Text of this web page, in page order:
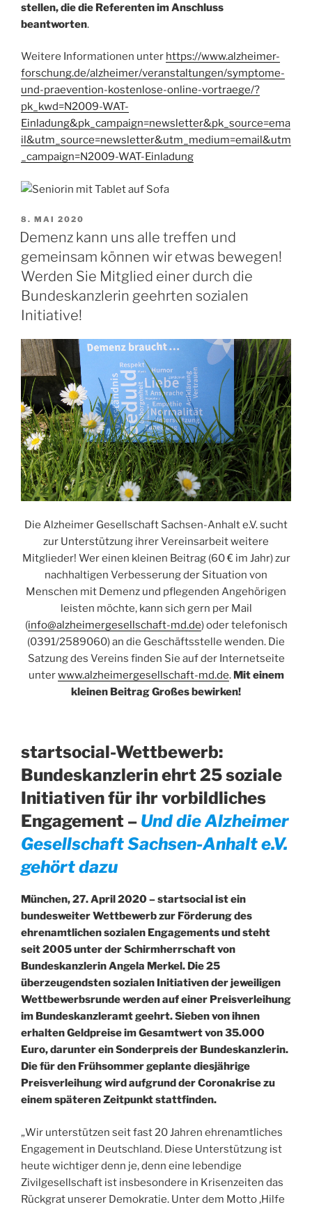
stellen, die die Referenten im Anschluss
beantworten.
Weitere Informationen unter https://www.alzheimer-
forschung.de/alzheimer/veranstaltungen/symptome-
und-praevention-kostenlose-online-vortraege/?
pk_kwd=N2009-WAT-
Einladung&pk_campaign=newsletter&pk_source=ema
il&utm_source=newsletter&utm_medium=email&utm
_campaign=N2009-WAT-Einladung
VERÖFFENTLICHT
AM
8. MAI 2020
Demenz kann uns alle treffen und
gemeinsam können wir etwas bewegen!
Werden Sie Mitglied einer durch die
Bundeskanzlerin geehrten sozialen
Initiative!
Die Alzheimer Gesellschaft Sachsen-Anhalt e.V. sucht
zur Unterstützung ihrer Vereinsarbeit weitere
Mitglieder! Wer einen kleinen Beitrag (60 € im Jahr) zur
nachhaltigen Verbesserung der Situation von
Menschen mit Demenz und pflegenden Angehörigen
leisten möchte, kann sich gern per Mail
(info@alzheimergesellschaft-md.de) oder telefonisch
(0391/2589060) an die Geschäftsstelle wenden. Die
Satzung des Vereins finden Sie auf der Internetseite
unterwww.alzheimergesellschaft-md.de. Mit einem
kleinen Beitrag Großes bewirken!
startsocial-Wettbewerb:
Bundeskanzlerin ehrt 25 soziale
Initiativen für ihr vorbildliches
Engagement – Und die Alzheimer
Gesellschaft Sachsen-Anhalt e.V.
gehört dazu
München, 27. April 2020 – startsocial ist ein
bundesweiter Wettbewerb zur Förderung des
ehrenamtlichen sozialen Engagements und steht
seit 2005 unter der Schirmherrschaft von
Bundeskanzlerin Angela Merkel. Die 25
überzeugendsten sozialen Initiativen der jeweiligen
Wettbewerbsrunde werden auf einer Preisverleihung
im Bundeskanzleramt geehrt. Sieben von ihnen
erhalten Geldpreise im Gesamtwert von 35.000
Euro, darunter ein Sonderpreis der Bundeskanzlerin.
Die für den Frühsommer geplante diesjährige
Preisverleihung wird aufgrund der Coronakrise zu
einem späteren Zeitpunkt stattfinden.
„Wir unterstützen seit fast 20 Jahren ehrenamtliches
Engagement in Deutschland. Diese Unterstützung ist
heute wichtiger denn je, denn eine lebendige
Zivilgesellschaft ist insbesondere in Krisenzeiten das
Rückgrat unserer Demokratie. Unter dem Motto ‚Hilfe